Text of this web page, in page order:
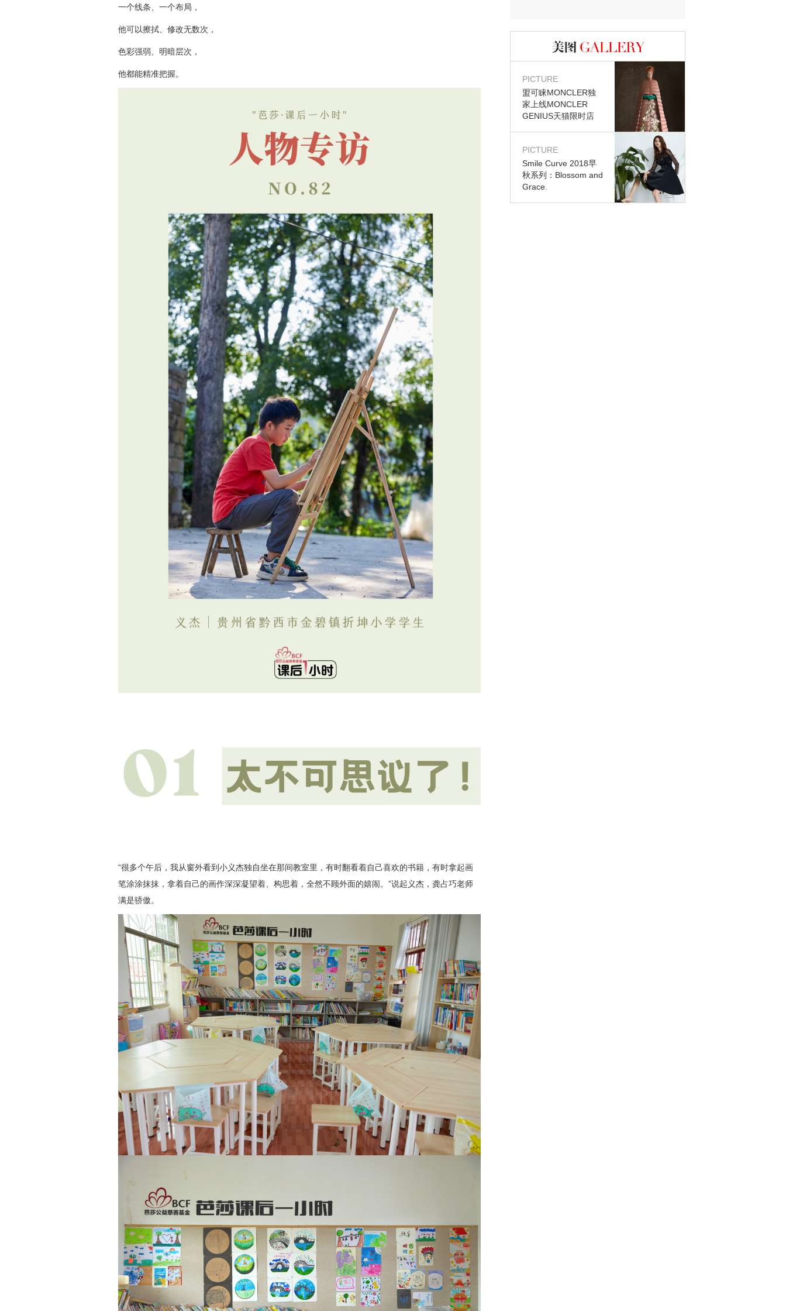
一个线条、一个布局，
他可以擦拭、修改无数次，
色彩强弱、明暗层次，
他都能精准把握。
“很多个午后，我从窗外看到小义杰独自坐在那间教室里，有时翻看着自己喜欢的书籍，有时拿起画
笔涂涂抹抹，拿着自己的画作深深凝望着、构思着，全然不顾外面的嬉闹。”说起义杰，龚占巧老师
满是骄傲。
图库
PICTURE
盟可睐MONCLER独
家上线MONCLER
GENIUS天猫限时店
PICTURE
Smile Curve 2018早
秋系列：Blossom and
Grace.